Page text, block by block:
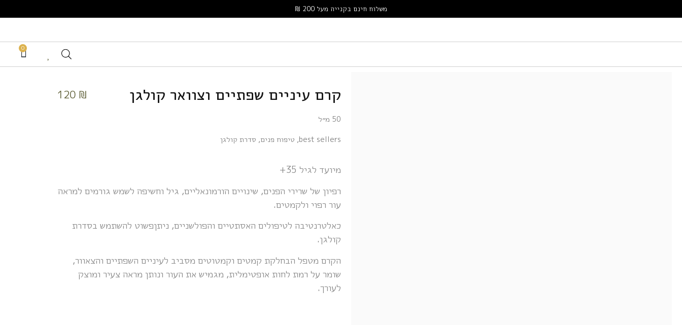
משלוח חינם בקנייה מעל 200 ₪
0
קרם עיניים שפתיים וצוואר קולגן
50 מ״ל
best sellers
, טיפוח פנים, סדרת קולגן
120 ₪
מיועד לגיל 35+
רפיון של שרירי הפנים, שינויים הורמונאליים, גיל וחשיפה לשמש גורמים למראה
עור רפוי ולקמטים.
כאלטרנטיבה לטיפולים האסתטיים והפולשניים, ניתןפשוט להשתמש בסדרת
קולגן.
הקרם מטפל הבחלקת קמטים וקמטוטים מסביב לעיניים השפתיים והצאוור,
שומר על רמת לחות אופטימלית, מגמיש את העור ונותן מראה צעיר ומוצק
לעורך.